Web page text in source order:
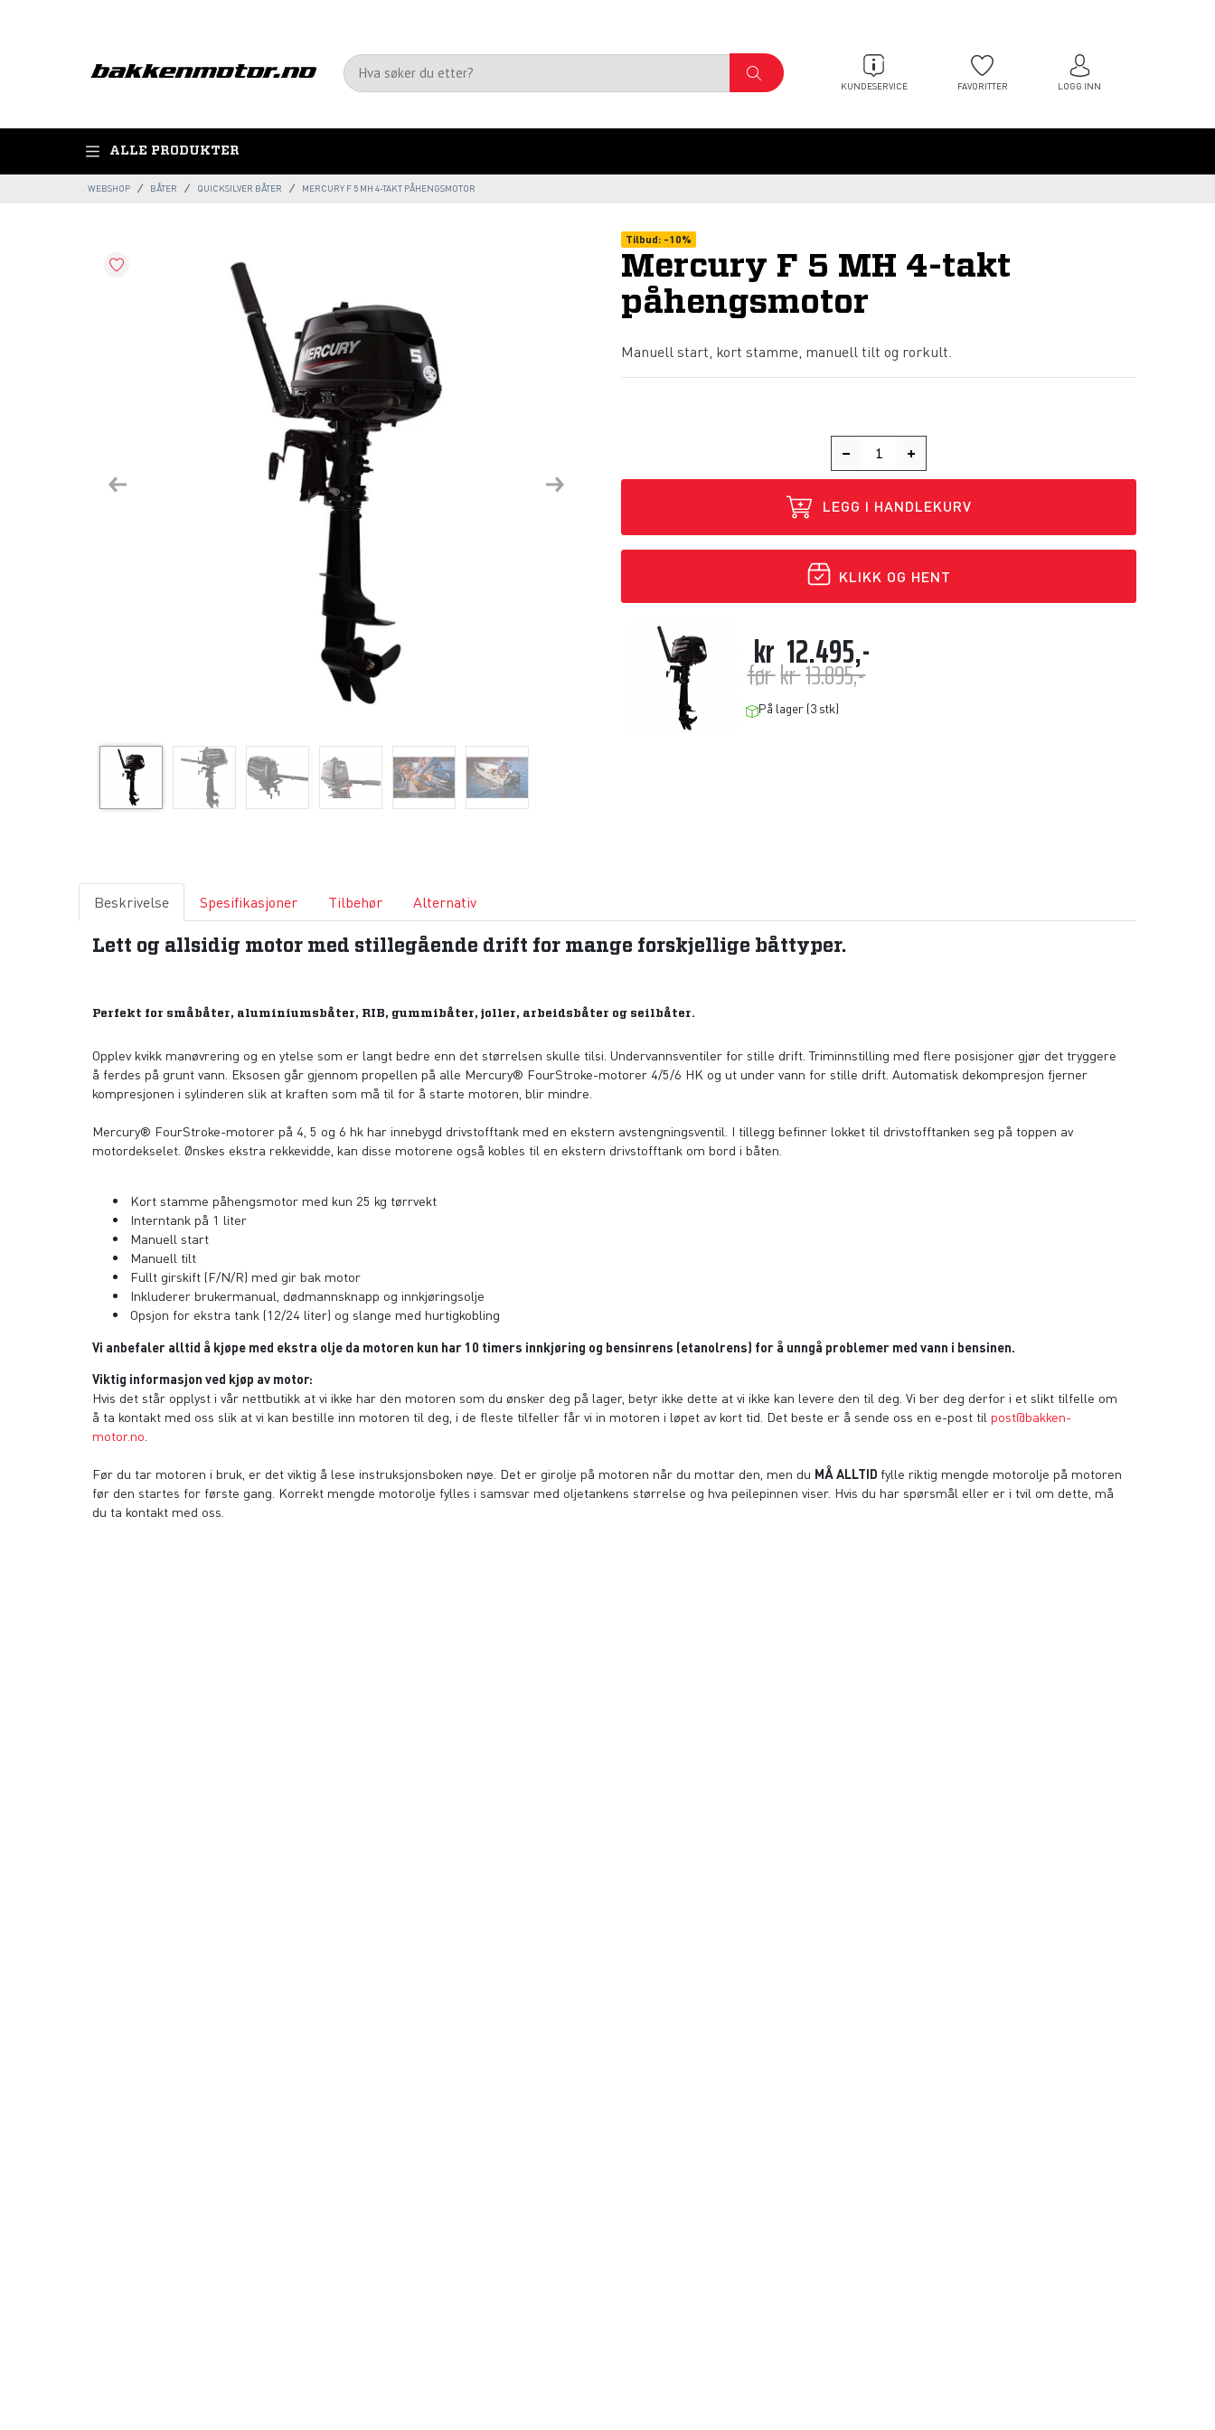
KUNDESERVICE FAVORITTER LOGG INN
ALLE PRODUKTER
WEBSHOP BÅTER QUICKSILVER BÅTER MERCURY F 5 MH 4-TAKT PÅHENGSMOTOR
Previous Next
Tilbud: -10%
Mercury F 5 MH 4-takt
påhengsmotor
Manuell start, kort stamme, manuell tilt og rorkult.
LEGG I HANDLEKURV
KLIKK OG HENT
kr 12.495,-
førkr13.895,-
På lager (3 stk)
Beskrivelse Spesifikasjoner Tilbehør Alternativ
Lett og allsidig motor med stillegående drift for mange forskjellige båttyper.
Perfekt for småbåter, aluminiumsbåter, RIB, gummibåter, joller, arbeidsbåter og seilbåter.
Opplev kvikk manøvrering og en ytelse som er langt bedre enn det størrelsen skulle tilsi. Undervannsventiler for stille drift. Triminnstilling med flere posisjoner gjør det tryggere
å ferdes på grunt vann. Eksosen går gjennom propellen på alle Mercury® FourStroke-motorer 4/5/6 HK og ut under vann for stille drift. Automatisk dekompresjon fjerner
kompresjonen i sylinderen slik at kraften som må til for å starte motoren, blir mindre.
Mercury® FourStroke-motorer på 4, 5 og 6 hk har innebygd drivstofftank med en ekstern avstengningsventil. I tillegg befinner lokket til drivstofftanken seg på toppen av
motordekselet. Ønskes ekstra rekkevidde, kan disse motorene også kobles til en ekstern drivstofftank om bord i båten.
Kort stamme påhengsmotor med kun 25 kg tørrvekt
Interntank på 1 liter
Manuell start
Manuell tilt
Fullt girskift (F/N/R) med gir bak motor
Inkluderer brukermanual, dødmannsknapp og innkjøringsolje
Opsjon for ekstra tank (12/24 liter) og slange med hurtigkobling
Vi anbefaler alltid å kjøpe med ekstra olje da motoren kun har 10 timers innkjøring og bensinrens (etanolrens) for å unngå problemer med vann i bensinen.
Viktig informasjon ved kjøp av motor:
Hvis det står opplyst i vår nettbutikk at vi ikke har den motoren som du ønsker deg på lager, betyr ikke dette at vi ikke kan levere den til deg. Vi ber deg derfor i et slikt tilfelle om
å ta kontakt med oss slik at vi kan bestille inn motoren til deg, i de fleste tilfeller får vi in motoren i løpet av kort tid. Det beste er å sende oss en e-post til post@bakken-
motor.no
Før du tar motoren i bruk, er det viktig å lese instruksjonsboken nøye. Det er girolje på motoren når du mottar den, men du MÅ ALLTID fylle riktig mengde motorolje på motoren
før den startes for første gang. Korrekt mengde motorolje fylles i samsvar med oljetankens størrelse og hva peilepinnen viser. Hvis du har spørsmål eller er i tvil om dette, må
du ta kontakt med oss.